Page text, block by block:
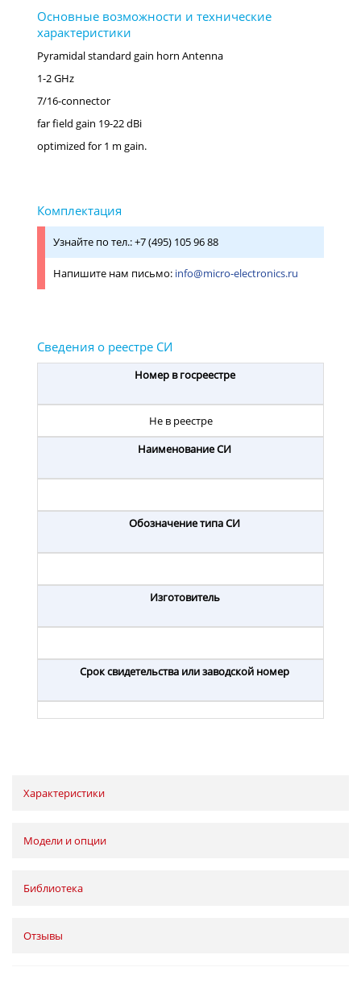
Pyramidal standard gain horn Antenna
1-2 GHz
7/16-connector
far field gain 19-22 dBi
optimized for 1 m gain.
Узнайте по тел.: +7 (495) 105 96 88
Напишите нам письмо: info@micro-electronics.ru
Номер в госреестре
Не в реестре
Наименование СИ
Обозначение типа СИ
Изготовитель
Срок свидетельства или заводской номер
Характеристики
Модели и опции
Библиотека
Отзывы